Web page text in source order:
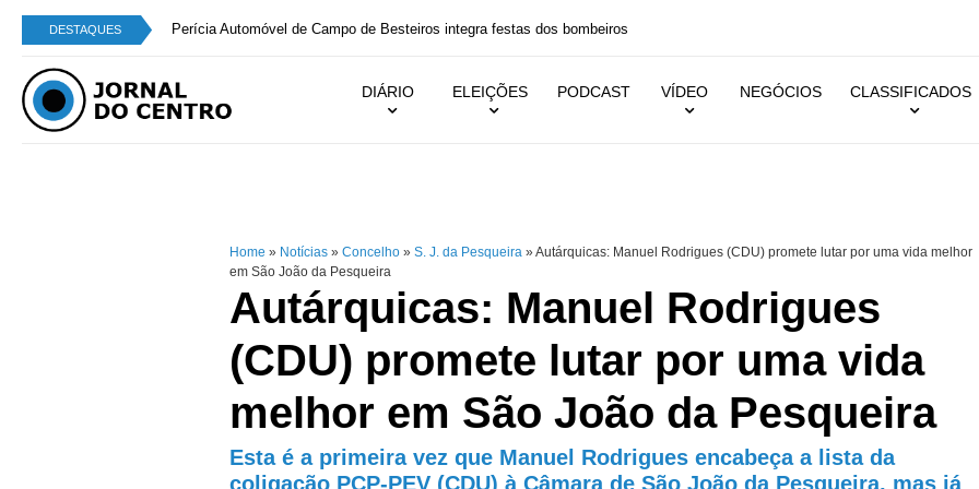
DESTAQUES Perícia Automóvel de Campo de Besteiros integra festas dos bombeiros
DIÁRIO ELEIÇÕES PODCAST VÍDEO NEGÓCIOS CLASSIFICADOS
Home » Notícias » Concelho » S. J. da Pesqueira »Autárquicas: Manuel Rodrigues (CDU) promete lutar por uma vida melhor
em São João da Pesqueira
Autárquicas: Manuel Rodrigues
(CDU) promete lutar por uma vida
melhor em São João da Pesqueira
Esta é a primeira vez que Manuel Rodrigues encabeça a lista da
coligação PCP-PEV (CDU) à Câmara de São João da Pesqueira, mas já